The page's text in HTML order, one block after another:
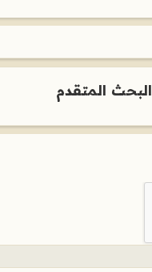
البحث المتقدم